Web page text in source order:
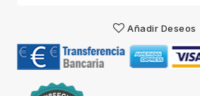
Añadir Deseos